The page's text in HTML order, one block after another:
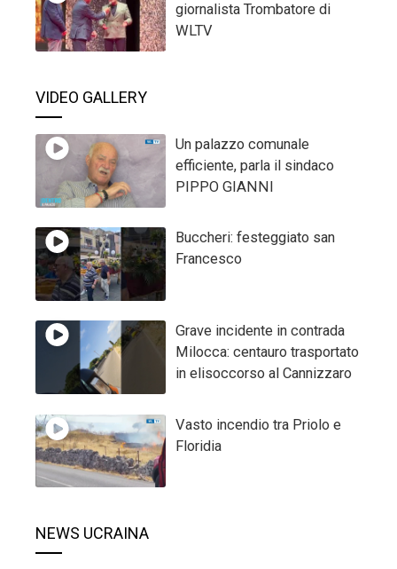
giornalista Trombatore di
WLTV
VIDEO GALLERY
Un palazzo comunale
efficiente, parla il sindaco
PIPPO GIANNI
Buccheri: festeggiato san
Francesco
Grave incidente in contrada
Milocca: centauro trasportato
in elisoccorso al Cannizzaro
Vasto incendio tra Priolo e
Floridia
NEWS UCRAINA